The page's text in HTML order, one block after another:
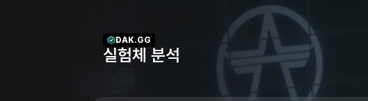
DAK.GG
실험체 분석